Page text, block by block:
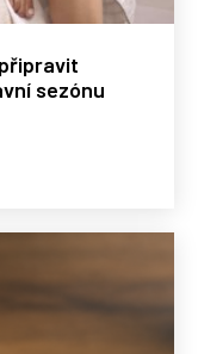
sezónu